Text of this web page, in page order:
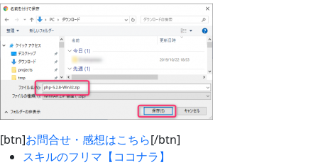
[btn]お問合せ・感想はこちら[/btn]
スキルのフリマ【ココナラ】